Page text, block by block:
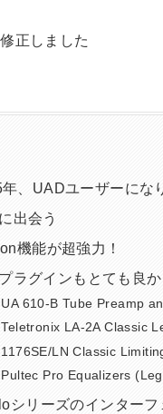
正しました
、UADユーザーにな
出会う
機能が超強力！
ラグインもとても良か
UA 610-B Tube Preamp
Teletronix LA-2A Classic
1176SE/LN Classic
Pultec Pro Equalizers
シリーズのインター